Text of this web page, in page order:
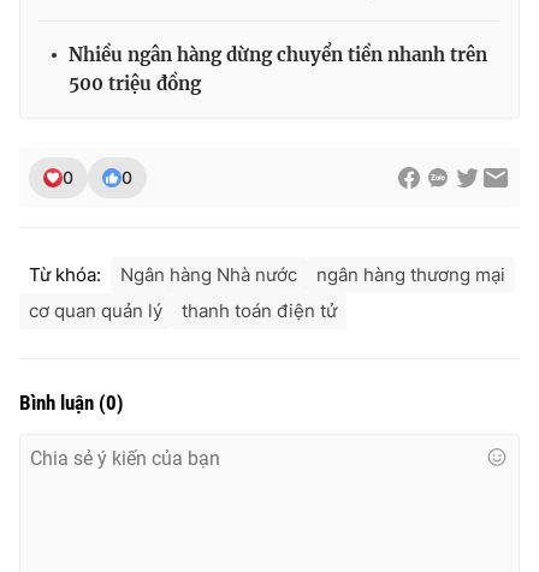
Nhiều ngân hàng dừng chuyển tiền nhanh trên
500 triệu đồng
0 0
Từ khóa: Ngân hàng Nhà nước
ngân hàng thương mại
cơ quan quản lý
thanh toán điện tử
Bình luận (0)